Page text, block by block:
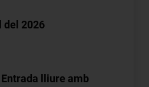
del 2026
lliure amb